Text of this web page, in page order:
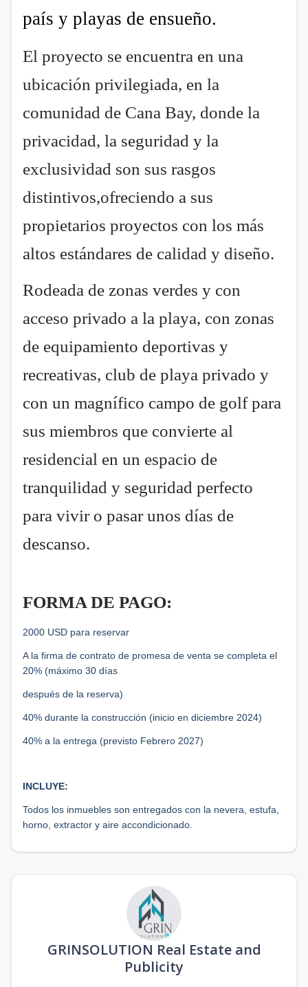
país y playas de ensueño.
El proyecto se encuentra en una
ubicación privilegiada, en la
comunidad de Cana Bay, donde la
privacidad, la seguridad y la
exclusividad son sus rasgos
distintivos,ofreciendo a sus
propietarios proyectos con los más
altos estándares de calidad y diseño.
Rodeada de zonas verdes y con
acceso privado a la playa, con zonas
de equipamiento deportivas y
recreativas, club de playa privado y
con un magnífico campo de golf para
sus miembros que convierte al
residencial en un espacio de
tranquilidad y seguridad perfecto
para vivir o pasar unos días de
descanso.
FORMA DE PAGO:
2000 USD para reservar
A la firma de contrato de promesa de venta se completa el
20% (máximo 30 días
después de la reserva)
40% durante la construcción (inicio en diciembre 2024)
40% a la entrega (previsto Febrero 2027)
INCLUYE:
Todos los inmuebles son entregados con la nevera, estufa,
horno, extractor y aire accondicionado.
GRINSOLUTION Real Estate and
Publicity